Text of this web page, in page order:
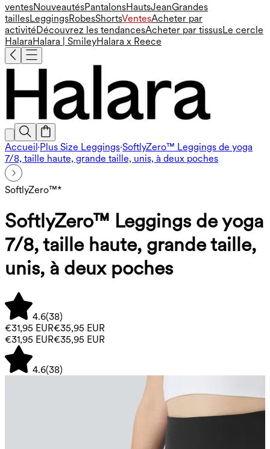
ventesNouveautésPantalonsHautsJeanGrandes
taillesLeggingsRobesShortsVentesAcheter par
activité Découvrez les tendancesAcheter par tissusLe cercle
Halara Halara | SmileyHalara x Reece
Accueil ·Plus Size Leggings·SoftlyZero™ Leggings de yoga
7/8, taille haute, grande taille, unis, à deux poches
SoftlyZero™*
SoftlyZero™ Leggings de yoga
7/8, taille haute, grande taille,
unis, à deux poches
4.6(38)
€31,95 EUR€35,95 EUR
€31,95 EUR€35,95 EUR
4.6(38)